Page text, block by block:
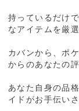
持っているだけ
なアイテムを厳
カバンから、ポ
からのあなたの
あなた自身の品
イドがお手伝い